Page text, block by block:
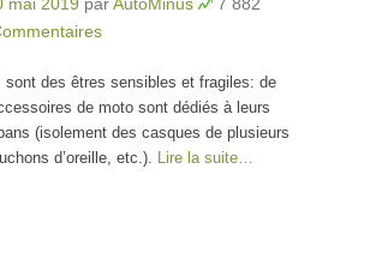
sont des êtres sensibles et fragiles: de
de moto sont dédiés à leurs
(isolement des casques de plusieurs
d’oreille, etc.). Lire la suite…